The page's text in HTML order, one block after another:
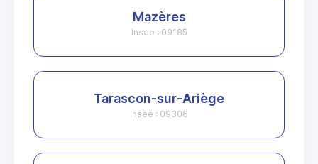
Mazères
Insee : 09185
Tarascon-sur-Ariège
Insee : 09306